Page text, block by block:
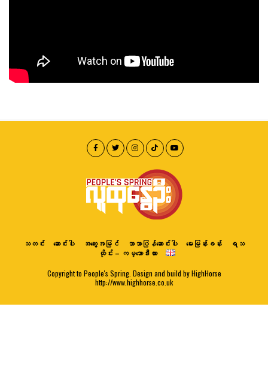
သတင်း ဆောင်းပါး အတွေးအမြင် ဘာသာပြန်ဆောင်းပါး မေးမြန်းခန်း
ရသ
ထိုင်း – ကမ္ဘောဒီးယား
Copyright to People's Spring. Design and build by HighHorse
http://www.highhorse.co.uk